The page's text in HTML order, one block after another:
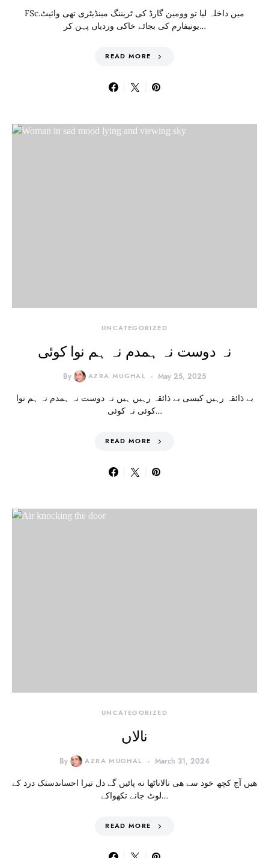
FSc.میں داخلہ لیا تو وومین گارڈ کی ٹریننگ مینڈیٹری تھی وائیٹ
یونیفارم کی بجائے خاکی وردیاں پہن کر…
READ MORE
UNCATEGORIZED
نہ دوست نہ ہمدم نہ ہم نوا کوئی
By AZRA MUGHAL May 25, 2025
بے ذائقہ رہیں کیسی بے ذائقہ رہیں ہیں نہ دوست نہ ہمدم نہ ہم نوا
کوئی نہ کوئی…
READ MORE
UNCATEGORIZED
نالاں
By AZRA MUGHAL March 31, 2024
هیں آج کچھ خود سے هی نالاںاٹھا نه پائیں گے دل تیرا احساںدستک درد کے
لوٹ جانے تکهواکے…
READ MORE